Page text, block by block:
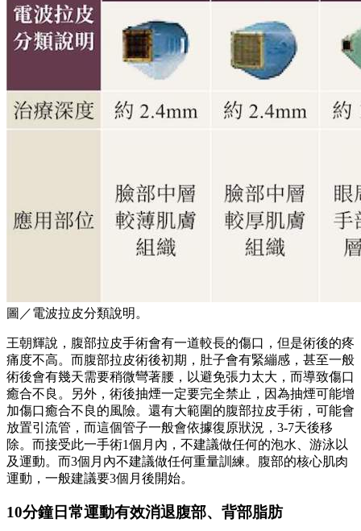
圖／電波拉皮分類說明。
王朝輝說，腹部拉皮手術會有一道較長的傷口，但是術後的疼
痛度不高。而腹部拉皮術後初期，肚子會有緊繃感，甚至一般
術後會有幾天需要稍微彎著腰，以避免張力太大，而導致傷口
癒合不良。另外，術後抽煙一定要完全禁止，因為抽煙可能增
加傷口癒合不良的風險。還有大範圍的腹部拉皮手術，可能會
放置引流管，而這個管子一般會依據復原狀況，3-7天後移
除。而接受此一手術1個月內，不建議做任何的泡水、游泳以
及運動。而3個月內不建議做任何重量訓練。腹部的核心肌肉
運動，一般建議要3個月後開始。
10分鐘日常運動有效消退腹部、背部脂肪